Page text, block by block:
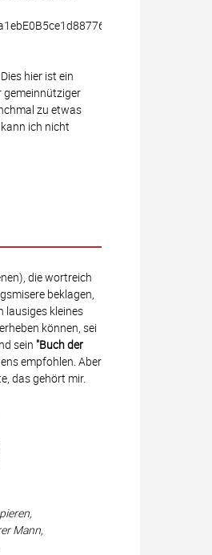
hier ist ein
gemeinnütziger
zu etwas
ich nicht
die wortreich
beklagen,
lausiges kleines
können, sei
sein "Buch der
empfohlen. Aber
das gehört mir.
Mann,